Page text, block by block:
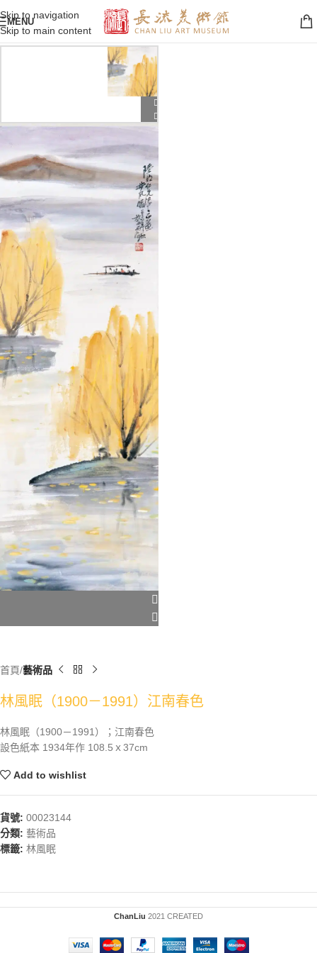
Skip to navigation
Skip to main content
MENU
首頁 藝術品
林風眠（1900－1991）江南春色
林風眠（1900－1991）；江南春色
設色紙本 1934年作 108.5ｘ37cm
Add to wishlist
貨號: 00023144
分類: 藝術品
標籤: 林風眠
ChanLiu 2021 CREATED